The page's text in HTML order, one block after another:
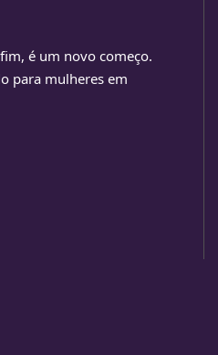
é um novo começo.
para mulheres em